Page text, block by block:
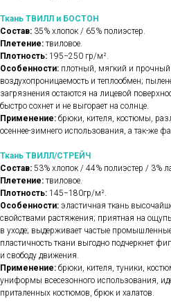
Ткань ТВИЛЛ и БОСТОН
Состав: 35% хлопок / 65% полиэстер.
Плетение: твиловое.
Плотность: 195−250 гр/м².
Особенности: плотный, мягкий и
воздухопроницаемость и теплообмен;
загрязнения остаются на лицевой
быстро сохнет и не выгорает на солнце.
Применение: брюки, кителя, костюмы,
осеннее-зимнего использования, а так-же
Ткань ТВИЛЛ/СТРЕЙЧ
Состав: 53% хлопок / 44% полиэстер / 3%
Плетение: твиловое.
Плотность: 145−180гр/м².
Особенности: эластичная ткань
свойствами растяжения; приятная на
в уходе; выдерживает частые
пластичность ткани выгодно подчеркнет
и свободу движения.
Применение: брюки, кителя, туники,
униформы всесезонного использования,
приталенных костюмов, брюк и халатов.